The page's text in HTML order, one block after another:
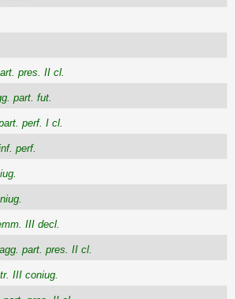
pres. II cl.
part. fut.
perf. I cl.
perf.
III decl.
agg. part. pres. II cl.
III coniug.